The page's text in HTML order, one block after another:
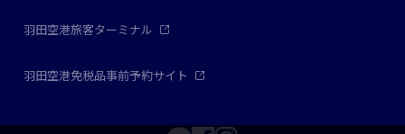
羽田空港旅客ターミナル
羽田空港免税品事前予約サイト